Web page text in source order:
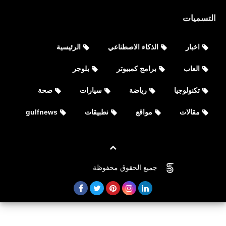
والأيفون
التسميات
اخبار الذكاء الاصطناعي الرئيسية
العاب برامج كمبيوتر بلوجر
تكنولوجيا رياضة سيارات صحة
مقالات مواقع نطبيقات gulfnews
جميع الحقوق محفوظة